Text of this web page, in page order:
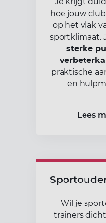
hoe jouw
op het vlak
sportklimaat.
sterke
praktische
en
Lees
Wil je
trainers